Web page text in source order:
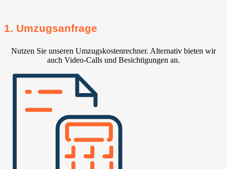
1. Umzugsanfrage
Nutzen Sie unseren Umzugskostenrechner. Alternativ bieten wir
auch Video-Calls und Besichtigungen an.